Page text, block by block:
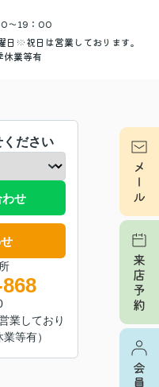
～19：00
日※祝日は営業しております。
休業等有
ください
せ
業しており
等有）